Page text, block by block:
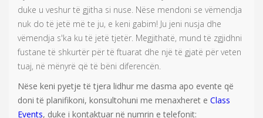
duke u veshur të gjitha si nuse. Nëse mendoni se vëmendja
nuk do të jetë më te ju, e keni gabim! Ju jeni nusja dhe
vëmendja s'ka ku të jetë tjetër. Megjithatë, mund të zgjidhni
fustane të shkurtër për të ftuarat dhe një të gjatë për veten
tuaj, në mënyrë që të bëni diferencën.
Nëse keni pyetje të tjera lidhur me dasma apo evente që
doni të planifikoni, konsultohuni me menaxheret e Class
Events, duke i kontaktuar në numrin e telefonit: